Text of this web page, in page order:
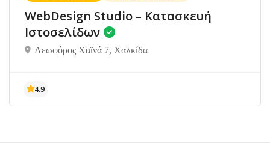
WebDesign Studio – Κατασκευή
Ιστοσελίδων
Λεωφόρος Χαϊνά 7, Χαλκίδα